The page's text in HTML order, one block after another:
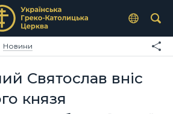
Новини
Святослав вніс
князя